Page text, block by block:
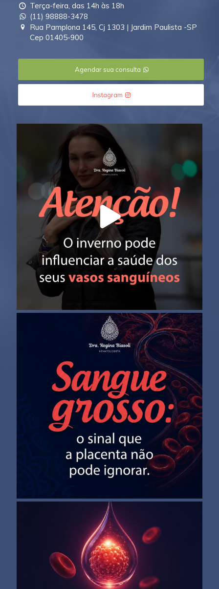
Terça-feira, das 14h às 18h
(11) 98888-3478
Rua Pamplona 145, Cj 1303 | Jardim Paulista -SP
Cep 01405-900
Agendar sua consulta
Instagram